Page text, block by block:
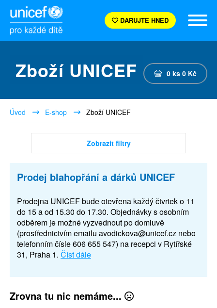
DARUJTE HNED
Zboží UNICEF 0 ks 0 Kč
Úvod E-shop Zboží UNICEF
Zobrazit filtry
Prodej blahopřání a dárků UNICEF
Prodejna UNICEF bude otevřena každý čtvrtek o 11
do 15 a od 15.30 do 17.30. Objednávky s osobním
odběrem je možné vyzvednout po domluvě
(prostřednictvím emailu avodickova@unicef.cz nebo
telefonním čísle 606 655 547) na recepci v Rytířské
31, Praha 1. Číst dále
Zrovna tu nic nemáme...